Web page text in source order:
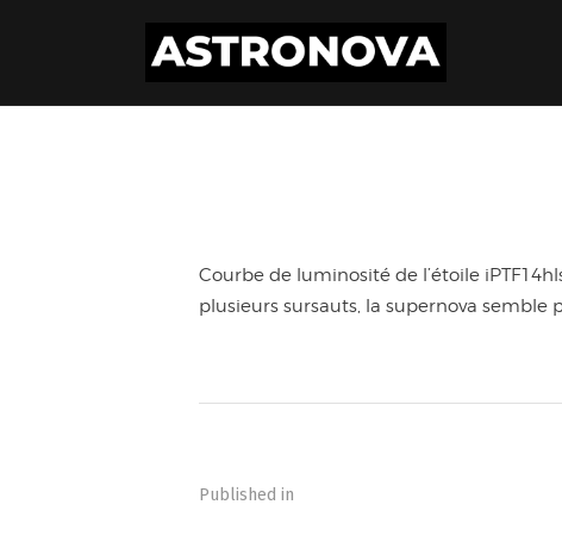
Courbe de luminosité de l’étoile
plusieurs sursauts, la supernova semble
de
Published in